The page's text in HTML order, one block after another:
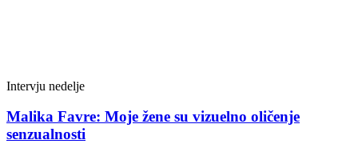
Intervju nedelje
Malika Favre: Moje žene su vizuelno oličenje
senzualnosti